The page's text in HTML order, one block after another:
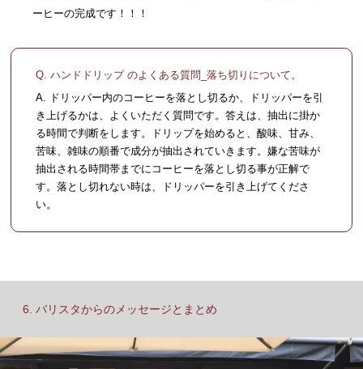
ーヒーの完成です！！！
Q. ハンドドリップ のよくある質問_落ち切りについて。
A. ドリッパー内のコーヒーを落とし切るか、ドリッパーを引
き上げるかは、よくいただく質問です。答えは、抽出に掛か
る時間で判断をします。ドリップを始めると、酸味、甘み、
苦味、雑味の順番で成分が抽出されていきます。嫌な苦味が
抽出される時間帯までにコーヒーを落とし切る事が正解で
す。落とし切れない時は、ドリッパーを引き上げてくださ
い。
6. バリスタからのメッセージとまとめ